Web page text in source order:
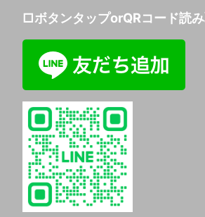
□ボタンタップorQRコード読み